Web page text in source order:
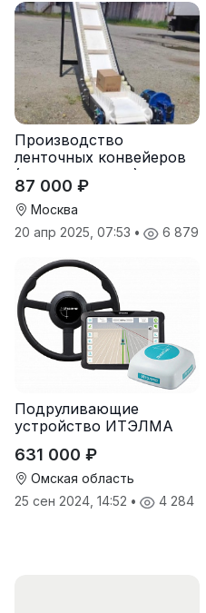
Производство
ленточных конвейеров
(транспортеров) под
заказ
87 000 ₽
Москва
20 апр 2025, 07:53 • 6 879
Подруливающие
устройство ИТЭЛМА
631 000 ₽
Омская область
25 сен 2024, 14:52 • 4 284